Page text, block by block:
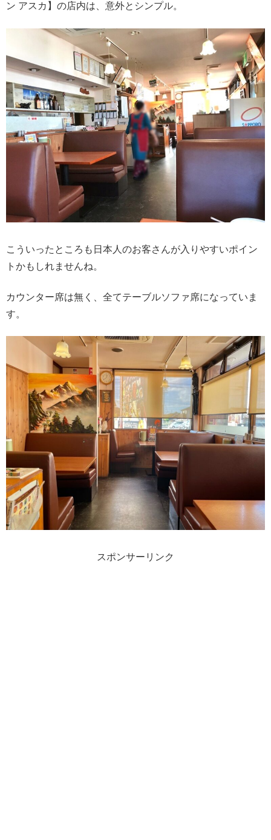
ン アスカ】の店内は、意外とシンプル。
こういったところも日本人のお客さんが入りやすいポイン
トかもしれませんね。
カウンター席は無く、全てテーブルソファ席になっていま
す。
スポンサーリンク